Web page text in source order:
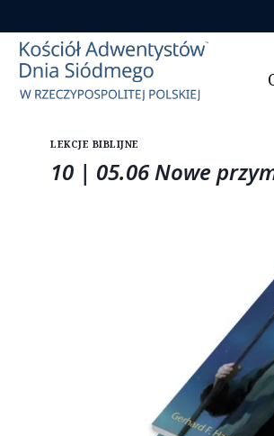
do
treści
LEKCJE BIBLIJNE
10 | 05.06 Nowe